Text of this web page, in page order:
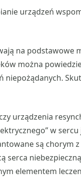
urządzeń
na podstawowe
można
niepożądanych.
urządzenia
w
są chorym
niebezpieczną
elementem